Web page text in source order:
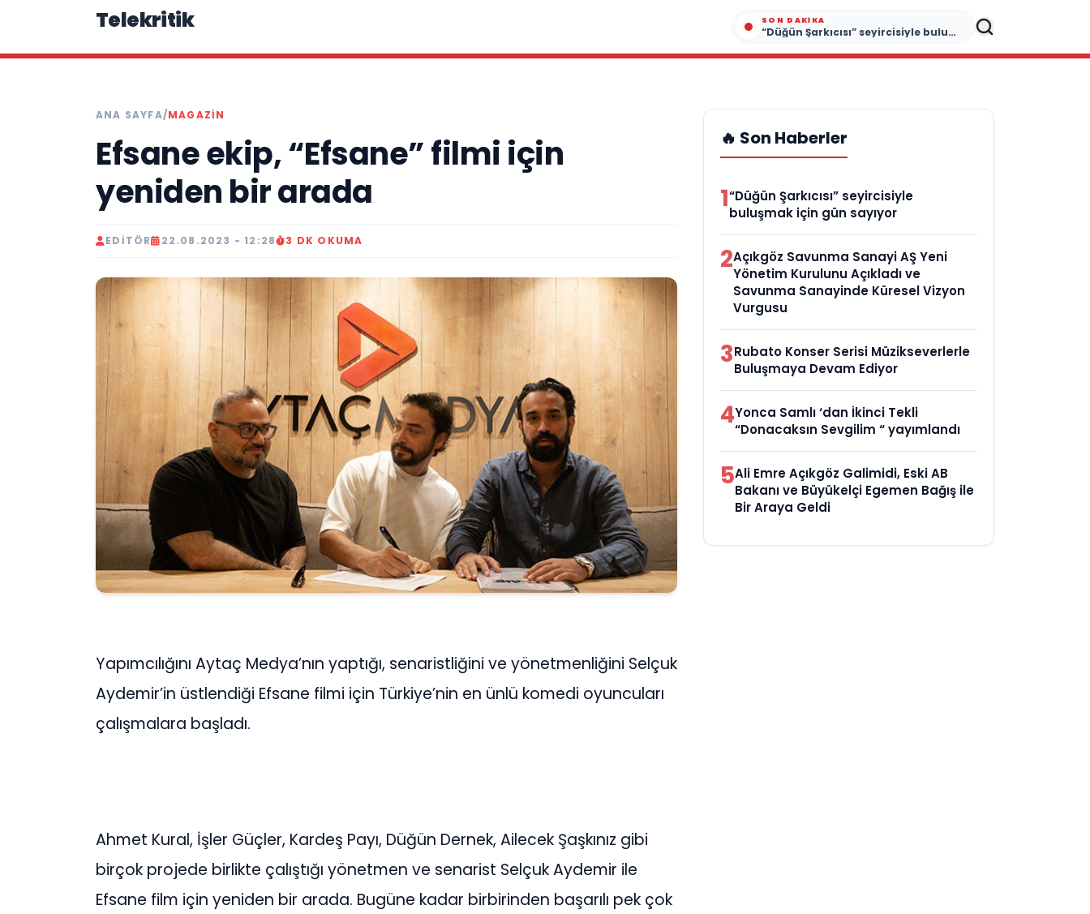
Telekritik SON DAKIKA
“Düğün Şarkıcısı” seyircisiyle buluşmak için gün sayıyor
ANA SAYFA/MAGAZIN
Efsane ekip, “Efsane” filmi için
yeniden bir arada
EDITÖR 22.08.2023 - 12:28 3 DK OKUMA
Yapımcılığını Aytaç Medya’nın yaptığı, senaristliğini ve yönetmenliğini Selçuk
Aydemir’in üstlendiği Efsane filmi için Türkiye’nin en ünlü komedi oyuncuları
çalışmalara başladı.
Ahmet Kural, İşler Güçler, Kardeş Payı, Düğün Dernek, Ailecek Şaşkınız gibi
birçok projede birlikte çalıştığı yönetmen ve senarist Selçuk Aydemir ile
Efsane film için yeniden bir arada. Bugüne kadar birbirinden başarılı pek çok
🔥 Son Haberler
1“Düğün Şarkıcısı” seyircisiyle
buluşmak için gün sayıyor
2Açıkgöz Savunma Sanayi AŞ Yeni
Yönetim Kurulunu Açıkladı ve
Savunma Sanayinde Küresel Vizyon
Vurgusu
3Rubato Konser Serisi Müzikseverlerle
Buluşmaya Devam Ediyor
4Yonca Samlı ‘dan İkinci Tekli
“Donacaksın Sevgilim “ yayımlandı
5Ali Emre Açıkgöz Galimidi, Eski AB
Bakanı ve Büyükelçi Egemen Bağış ile
Bir Araya Geldi